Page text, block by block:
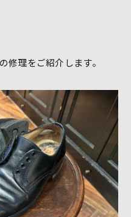
修理をご紹介します。